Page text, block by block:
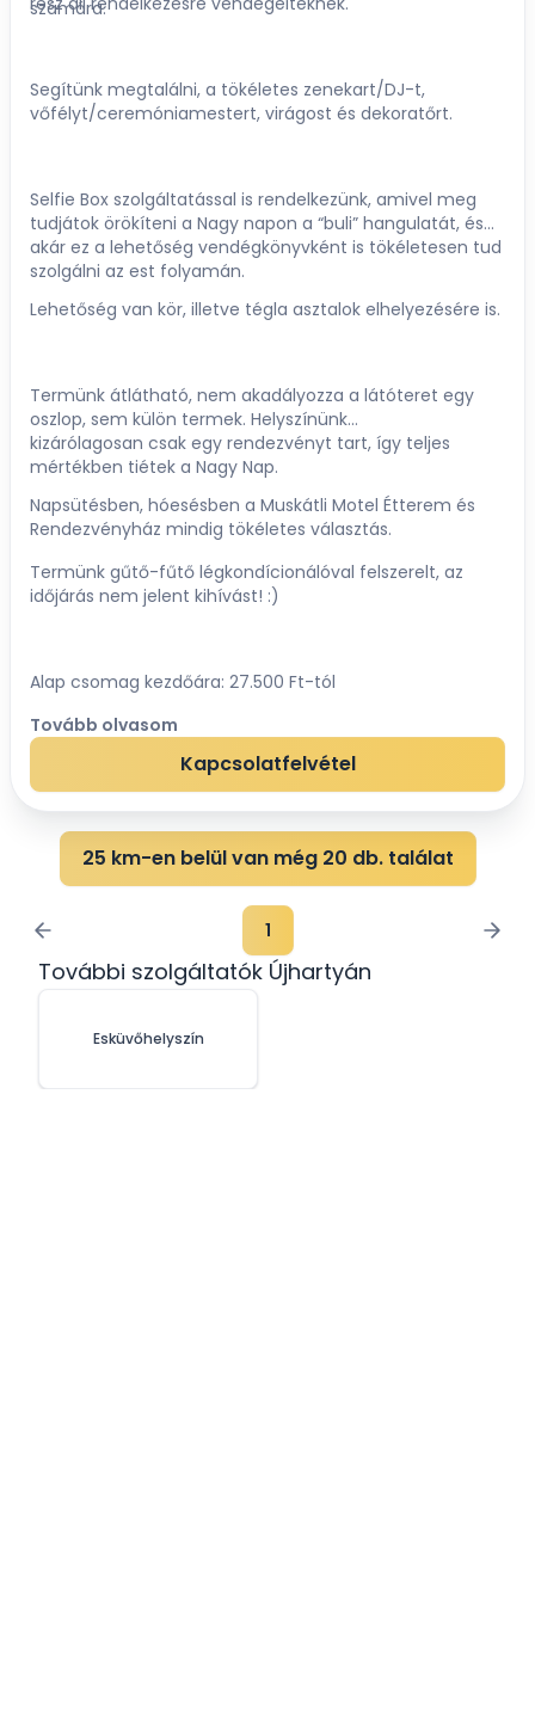
számára.
Segítünk megtalálni, a tökéletes zenekart/DJ-t,
vőfélyt/ceremóniamestert, virágost és dekoratőrt.
Selfie Box szolgáltatással is rendelkezünk, amivel meg
tudjátok örökíteni a Nagy napon a “buli” hangulatát, és
akár ez a lehetőség vendégkönyvként is tökéletesen tud
szolgálni az est folyamán.
Lehetőség van kör, illetve tégla asztalok elhelyezésére is.
Termünk átlátható, nem akadályozza a látóteret egy
oszlop, sem külön termek. Helyszínünk
kizárólagosan csak egy rendezvényt tart, így teljes
mértékben tiétek a Nagy Nap.
Napsütésben, hóesésben a Muskátli Motel Étterem és
Rendezvényház mindig tökéletes választás.
Termünk gűtő-fűtő légkondícionálóval felszerelt, az
időjárás nem jelent kihívást! :)
Alap csomag kezdőára: 27.500 Ft-tól
Tovább olvasom
Kapcsolatfelvétel
25 km-en belül van még 20 db. találat
1
További szolgáltatók Újhartyán
Esküvőhelyszín